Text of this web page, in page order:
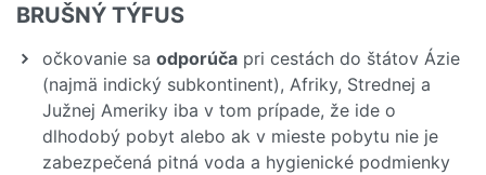
BRUŠNÝ TÝFUS
očkovanie sa odporúča pri cestách do štátov Ázie
(najmä indický subkontinent), Afriky, Strednej a
Južnej Ameriky iba v tom prípade, že ide o
dlhodobý pobyt alebo ak v mieste pobytu nie je
zabezpečená pitná voda a hygienické podmienky